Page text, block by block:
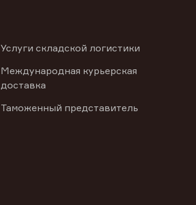
Услуги складской логистики
Международная курьерская
доставка
Таможенный представитель